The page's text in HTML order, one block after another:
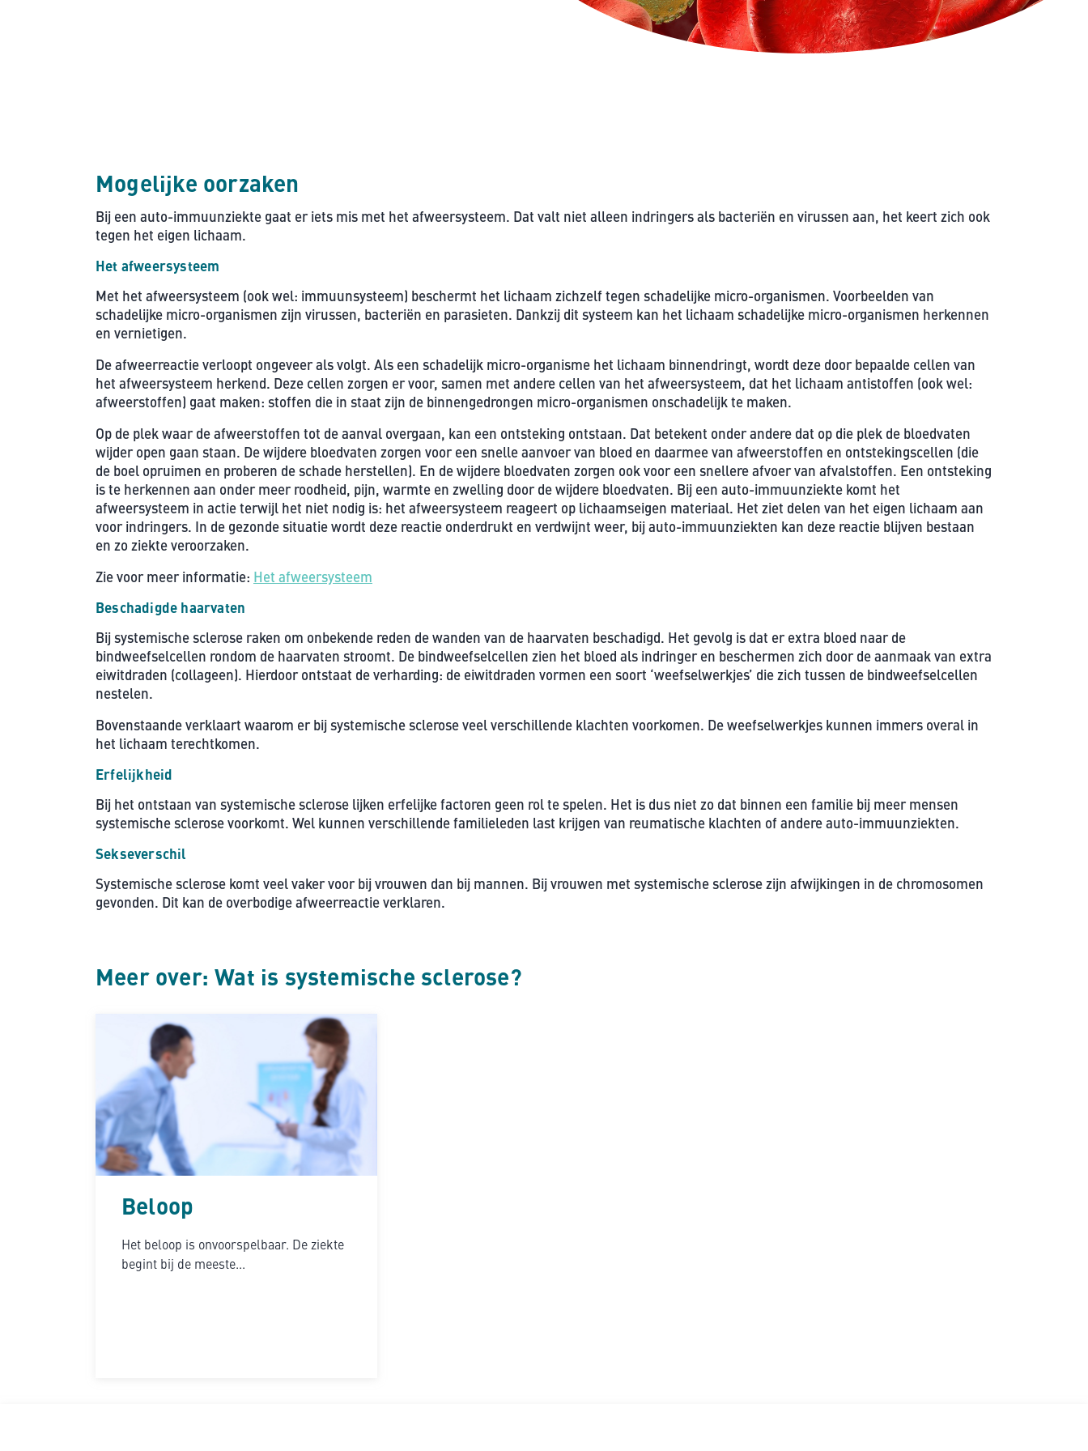
.
e
s
e
t
t
o
n
.
Mogelijke oorzaken
Bij een auto-immuunziekte gaat er iets mis met het afweersysteem. Dat valt niet alleen indringers als bacteriën en virussen aan, het keert zich ook
tegen het eigen lichaam.
Het afweersysteem
Met het afweersysteem (ook wel: immuunsysteem) beschermt het lichaam zichzelf tegen schadelijke micro-organismen. Voorbeelden van
schadelijke micro-organismen zijn virussen, bacteriën en parasieten. Dankzij dit systeem kan het lichaam schadelijke micro-organismen herkennen
en vernietigen.
De afweerreactie verloopt ongeveer als volgt. Als een schadelijk micro-organisme het lichaam binnendringt, wordt deze door bepaalde cellen van
het afweersysteem herkend. Deze cellen zorgen er voor, samen met andere cellen van het afweersysteem, dat het lichaam antistoffen (ook wel:
afweerstoffen) gaat maken: stoffen die in staat zijn de binnengedrongen micro-organismen onschadelijk te maken.
Op de plek waar de afweerstoffen tot de aanval overgaan, kan een ontsteking ontstaan. Dat betekent onder andere dat op die plek de bloedvaten
wijder open gaan staan. De wijdere bloedvaten zorgen voor een snelle aanvoer van bloed en daarmee van afweerstoffen en ontstekingscellen (die
de boel opruimen en proberen de schade herstellen). En de wijdere bloedvaten zorgen ook voor een snellere afvoer van afvalstoffen. Een ontsteking
is te herkennen aan onder meer roodheid, pijn, warmte en zwelling door de wijdere bloedvaten. Bij een auto-immuunziekte komt het
afweersysteem in actie terwijl het niet nodig is: het afweersysteem reageert op lichaamseigen materiaal. Het ziet delen van het eigen lichaam aan
voor indringers. In de gezonde situatie wordt deze reactie onderdrukt en verdwijnt weer, bij auto-immuunziekten kan deze reactie blijven bestaan
en zo ziekte veroorzaken.
Zie voor meer informatie: Het afweersysteem
Beschadigde haarvaten
Bij systemische sclerose raken om onbekende reden de wanden van de haarvaten beschadigd. Het gevolg is dat er extra bloed naar de
bindweefselcellen rondom de haarvaten stroomt. De bindweefselcellen zien het bloed als indringer en beschermen zich door de aanmaak van extra
eiwitdraden (collageen). Hierdoor ontstaat de verharding: de eiwitdraden vormen een soort ‘weefselwerkjes’ die zich tussen de bindweefselcellen
nestelen.
Bovenstaande verklaart waarom er bij systemische sclerose veel verschillende klachten voorkomen. De weefselwerkjes kunnen immers overal in
het lichaam terechtkomen.
Erfelijkheid
Bij het ontstaan van systemische sclerose lijken erfelijke factoren geen rol te spelen. Het is dus niet zo dat binnen een familie bij meer mensen
systemische sclerose voorkomt. Wel kunnen verschillende familieleden last krijgen van reumatische klachten of andere auto-immuunziekten.
Sekseverschil
Systemische sclerose komt veel vaker voor bij vrouwen dan bij mannen. Bij vrouwen met systemische sclerose zijn afwijkingen in de chromosomen
gevonden. Dit kan de overbodige afweerreactie verklaren.
Meer over: Wat is systemische sclerose?
Beloop
Het beloop is onvoorspelbaar. De ziekte
begint bij de meeste...